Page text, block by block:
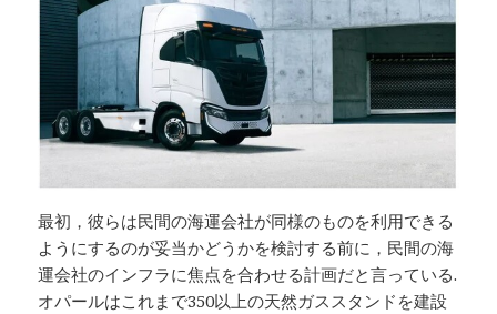
最初，彼らは民間の海運会社が同様のものを利用できる
ようにするのが妥当かどうかを検討する前に，民間の海
運会社のインフラに焦点を合わせる計画だと言っている.
オパールはこれまで350以上の天然ガススタンドを建設